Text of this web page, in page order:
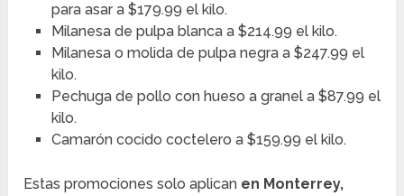
para asar a $179.99 el kilo.
Milanesa de pulpa blanca a $214.99 el kilo.
Milanesa o molida de pulpa negra a $247.99 el
kilo.
Pechuga de pollo con hueso a granel a $87.99 el
kilo.
Camarón cocido coctelero a $159.99 el kilo.
Estas promociones solo aplican en Monterrey,